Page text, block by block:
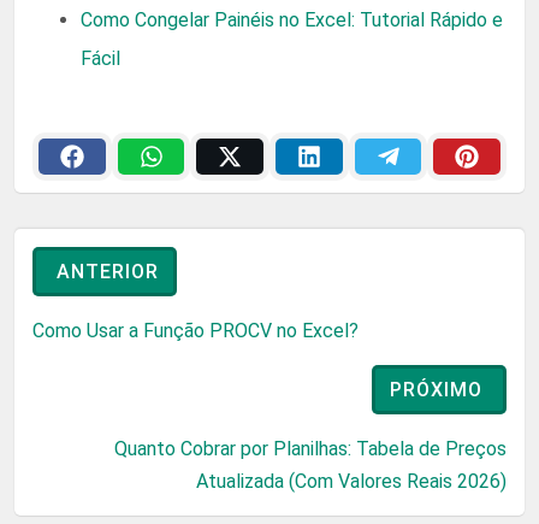
Como Congelar Painéis no Excel: Tutorial Rápido e
Fácil
ANTERIOR
Como Usar a Função PROCV no Excel?
PRÓXIMO
Quanto Cobrar por Planilhas: Tabela de Preços
Atualizada (Com Valores Reais 2026)